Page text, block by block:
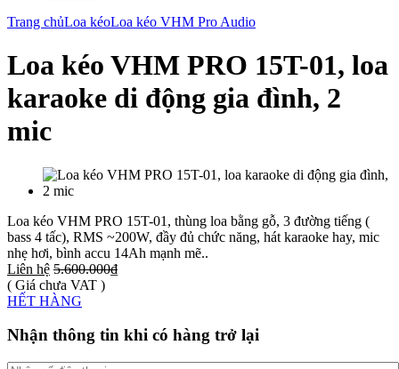
Trang chủLoa kéoLoa kéo VHM Pro Audio
Loa kéo VHM PRO 15T-01, loa
karaoke di động gia đình, 2
mic
Loa kéo VHM PRO 15T-01, thùng loa bằng gỗ, 3 đường tiếng (
bass 4 tấc), RMS ~200W, đầy đủ chức năng, hát karaoke hay, mic
nhẹ hơi, bình accu 14Ah mạnh mẽ..
Liên hệ 5.600.000₫
( Giá chưa VAT )
HẾT HÀNG
Nhận thông tin khi có hàng trở lại